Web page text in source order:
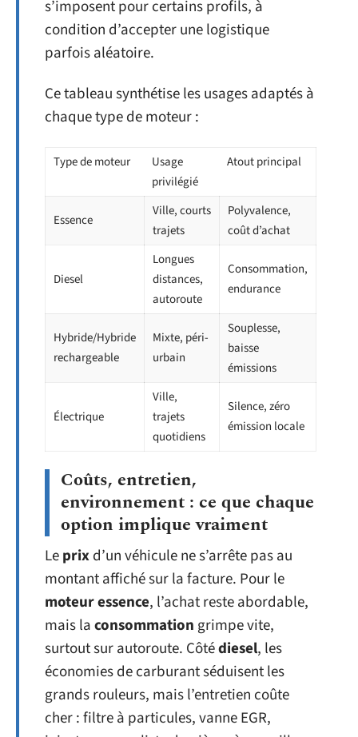
s’imposent pour certains profils, à
condition d’accepter une logistique
parfois aléatoire.
Ce tableau synthétise les usages adaptés à
chaque type de moteur :
Type de moteur
Usage
privilégié
Atout principal
Essence
Ville, courts
trajets
Polyvalence,
coût d’achat
Diesel
Longues
distances,
autoroute
Consommation,
endurance
Hybride/Hybride
rechargeable
Mixte, péri-
urbain
Souplesse,
baisse
émissions
Électrique
Ville,
trajets
quotidiens
Silence, zéro
émission locale
Coûts, entretien,
environnement : ce que chaque
option implique vraiment
Leprixd’un véhicule ne s’arrête pas au
montant affiché sur la facture. Pour le
moteur essence, l’achat reste abordable,
mais laconsommation grimpe vite,
surtout sur autoroute. Côtédiesel, les
économies de carburant séduisent les
grands rouleurs, mais l’entretien coûte
cher : filtre à particules, vanne EGR,